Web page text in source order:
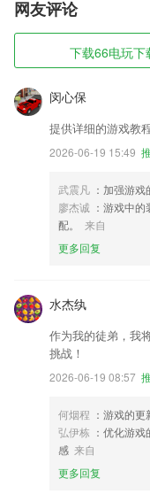
网友评论
下载66电玩
闵心保
提供详细的游戏教
2026-06-19 15:49
武震凡 ：加强游
廖杰诚 ：游戏中
配。
来自
更多回复
水杰纨
作为我的徒弟，我
挑战！
2026-06-19 08:57
何烟程 ：游戏的
弘伊栋 ：优化游
感 来自
更多回复